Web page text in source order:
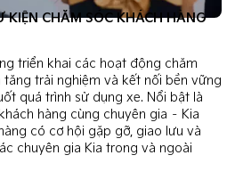
KIỆN CHĂM SÓC KHÁCH HÀNG
triển khai các hoạt động chăm
trải nghiệm và kết nối bền vững
quá trình sử dụng xe. Nổi bật là
hàng cùng chuyên gia – Kia
có cơ hội gặp gỡ, giao lưu và
chuyên gia Kia trong và ngoài